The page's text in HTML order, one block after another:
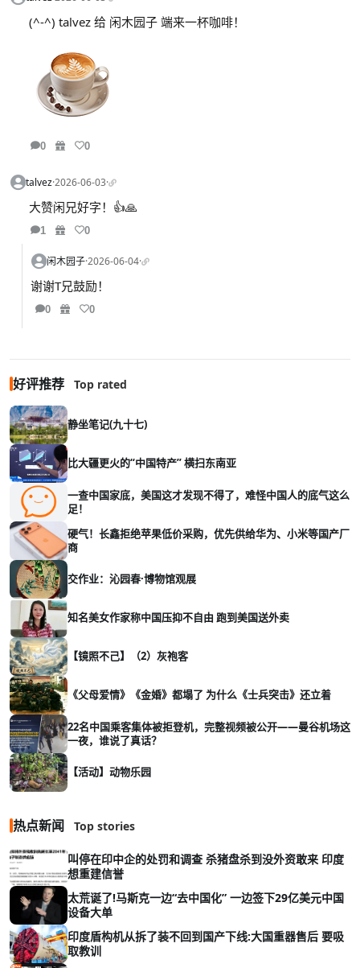
(^-^) talvez 给 闲木园子 端来一杯咖啡！
0 0
talvez·2026-06-03·
大赞闲兄好字！👍🙏
1 0
闲木园子·2026-06-04·
谢谢T兄鼓励！
0 0
好评推荐 Top rated
静坐笔记(九十七)
比大疆更火的“中国特产” 横扫东南亚
一查中国家底，美国这才发现不得了，难怪中国人的底气这么
足！
硬气！长鑫拒绝苹果低价采购，优先供给华为、小米等国产厂
商
交作业：沁园春·博物馆观展
知名美女作家称中国压抑不自由 跑到美国送外卖
【镜照不己】（2）灰袍客
《父母爱情》《金婚》都塌了 为什么《士兵突击》还立着
22名中国乘客集体被拒登机，完整视频被公开——曼谷机场这
一夜，谁说了真话？
【活动】动物乐园
热点新闻 Top stories
叫停在印中企的处罚和调查 杀猪盘杀到没外资敢来 印度
想重建信誉
太荒诞了!马斯克一边“去中国化” 一边签下29亿美元中国
设备大单
印度盾构机从拆了装不回到国产下线:大国重器售后 要吸
取教训